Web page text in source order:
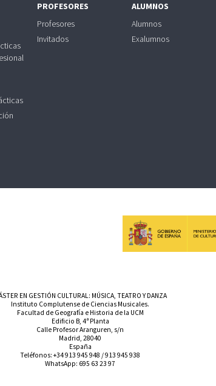
PROFESORES
Profesores
Invitados
ALUMNOS
Alumnos
Exalumnos
EN GESTIÓN CULTURAL: MÚSICA, TEATRO Y DANZA
Instituto Complutense de Ciencias Musicales.
Facultad de Geografía e Historia de la UCM
Edificio B, 4ª Planta
Calle Profesor Aranguren, s/n
Madrid, 28040
España
Teléfonos: +34 913 945 948 /913 945 938
WhatsApp: 695 63 23 97